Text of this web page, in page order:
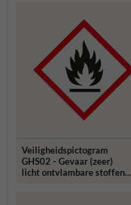
Veiligheidspictogram
GHS02 - Gevaar (zeer)
licht ontvlambare stoffen -